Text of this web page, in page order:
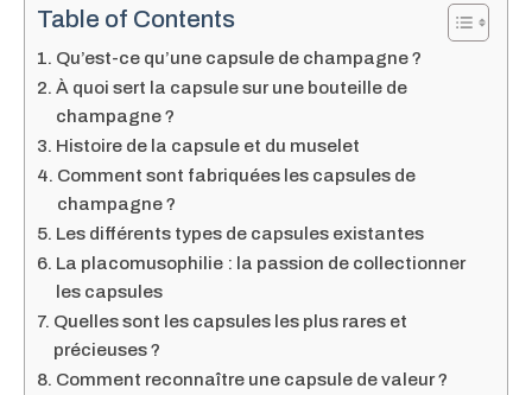
Table of Contents
Qu’est-ce qu’une capsule de champagne ?
À quoi sert la capsule sur une bouteille de
champagne ?
Histoire de la capsule et du muselet
Comment sont fabriquées les capsules de
champagne ?
Les différents types de capsules existantes
La placomusophilie : la passion de collectionner
les capsules
Quelles sont les capsules les plus rares et
précieuses ?
Comment reconnaître une capsule de valeur ?